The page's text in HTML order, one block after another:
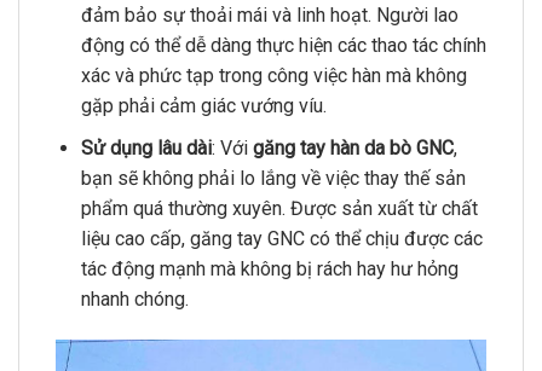
đảm bảo sự thoải mái và linh hoạt. Người lao
động có thể dễ dàng thực hiện các thao tác chính
xác và phức tạp trong công việc hàn mà không
gặp phải cảm giác vướng víu.
Sử dụng lâu dài: Với găng tay hàn da bò GNC,
bạn sẽ không phải lo lắng về việc thay thế sản
phẩm quá thường xuyên. Được sản xuất từ chất
liệu cao cấp, găng tay GNC có thể chịu được các
tác động mạnh mà không bị rách hay hư hỏng
nhanh chóng.